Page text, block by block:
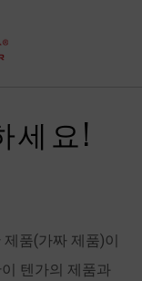
세요!
품(가짜 제품)이
텐가의 제품과